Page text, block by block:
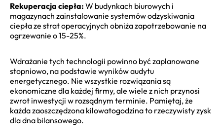
Rekuperacja ciepła: W budynkach biurowych i
magazynach zainstalowanie systemów odzyskiwania
ciepła ze strat operacyjnych obniża zapotrzebowanie na
ogrzewanie o 15-25%.
Wdrażanie tych technologii powinno być zaplanowane
stopniowo, na podstawie wyników audytu
energetycznego. Nie wszystkie rozwiązania są
ekonomiczne dla każdej firmy, ale wiele z nich przynosi
zwrot inwestycji w rozsądnym terminie. Pamiętaj, że
każda zaoszczędzona kilowatogodzina to rzeczywisty zysk
dla dna bilansowego.